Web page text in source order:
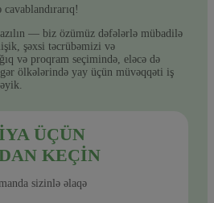
— biz özümüz dəfələrlə mübadilə
şəxsi təcrübəmizi və
və proqram seçimində, eləcə də
ölkələrində yay üçün müvəqqəti iş
ÜÇÜN
KEÇIN
sizinlə əlaqə